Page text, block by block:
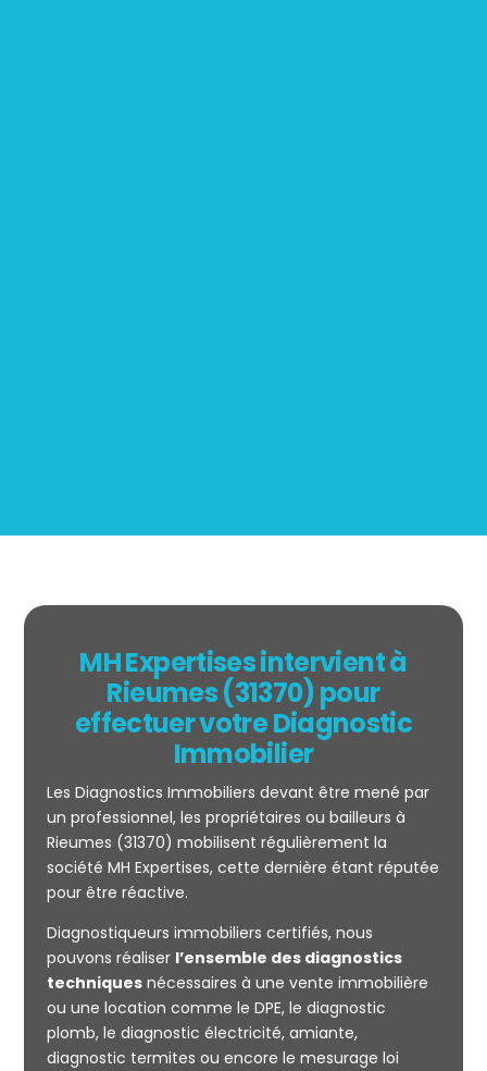
Mesurage
CARREZ
MH Expertises intervient à
Rieumes (31370) pour
effectuer votre Diagnostic
Immobilier
Les Diagnostics Immobiliers devant être mené par
un professionnel, les propriétaires ou bailleurs à
Rieumes (31370) mobilisent régulièrement la
société MH Expertises, cette dernière étant réputée
pour être réactive.
Diagnostiqueurs immobiliers certifiés, nous
pouvons réaliser l’ensemble des diagnostics
techniquesnécessaires à une vente immobilière
ou une location comme le DPE, le diagnostic
plomb, le diagnostic électricité, amiante,
diagnostic termites ou encore le mesurage loi